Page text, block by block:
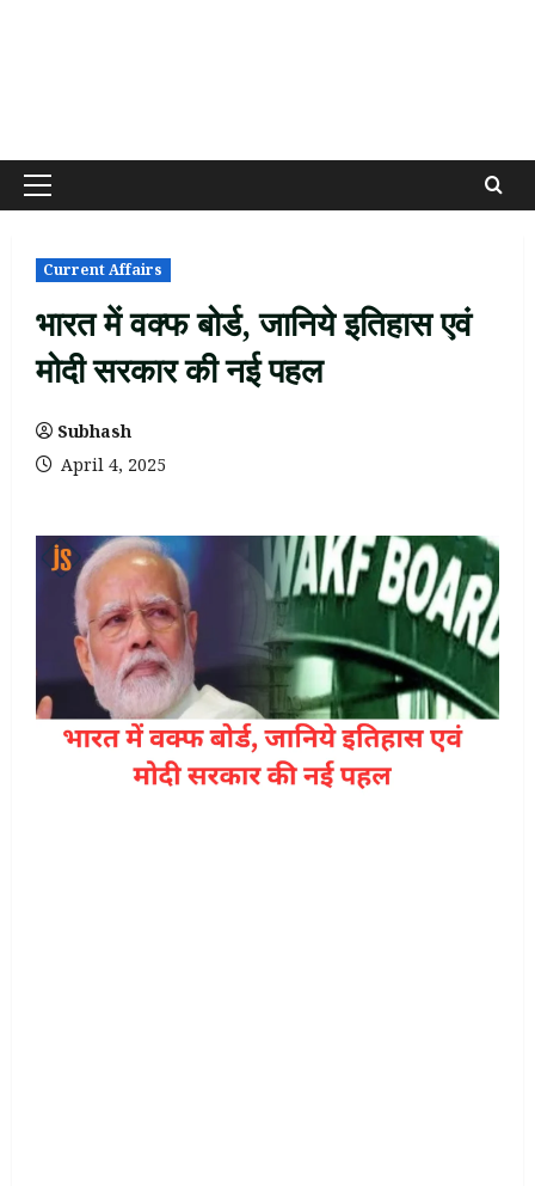
Primary
Current Affairs
भारत में वक्फ बोर्ड, जानिये इतिहास एवं
मोदी सरकार की नई पहल
Subhash
April 4, 2025